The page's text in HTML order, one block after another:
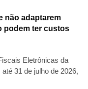
não adaptarem
podem ter custos
Eletrônicas da
31 de julho de 2026,